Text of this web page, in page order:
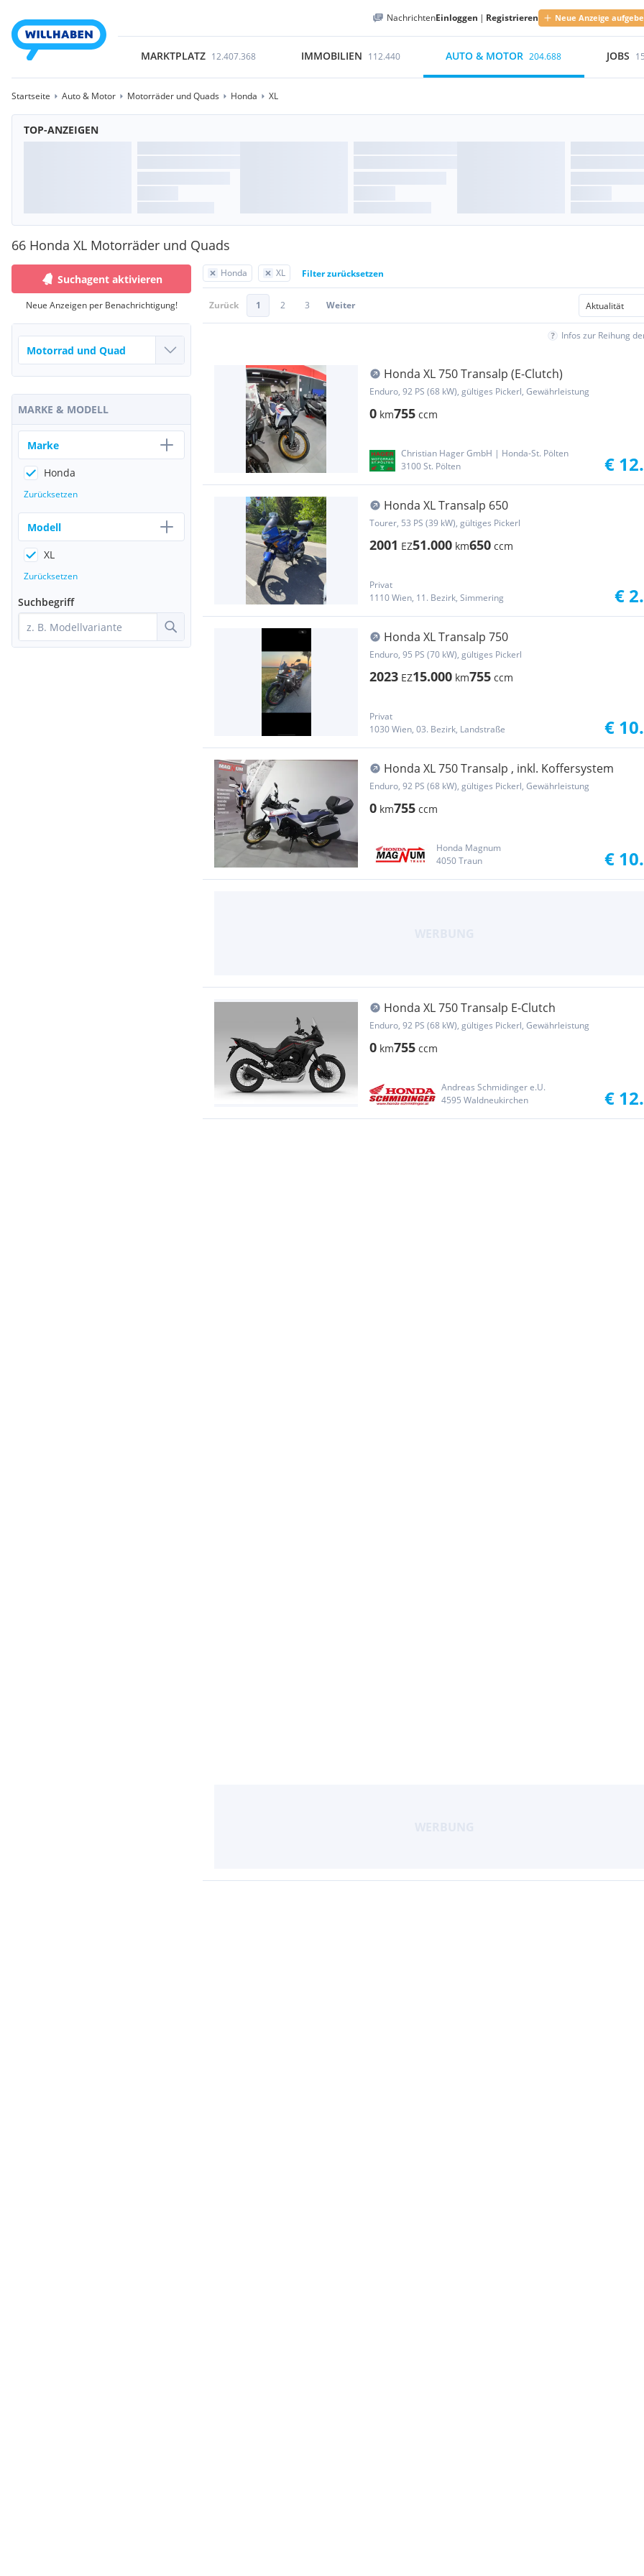
NachrichtenEinloggen | Registrieren Neue Anzeige
MARKTPLATZ 12.407.368 IMMOBILIEN 112.440 AUTO & MOTOR 204.688 JOBS
Startseite Auto & Motor Motorräder und Quads Honda XL
TOP-ANZEIGEN
66 Honda XL Motorräder und Quads
Honda XL Filter zurücksetzen
Zurück 1 2 3 Weiter
Infos zur Reihung
Honda XL 750 Transalp (E-Clutch)
Enduro, 92 PS (68 kW), gültiges Pickerl, Gewährleistung
0 km755 ccm
Christian Hager GmbH | Honda-St. Pölten
3100 St. Pölten
€
Honda XL Transalp 650
Tourer, 53 PS (39 kW), gültiges Pickerl
2001 EZ51.000 km650 ccm
Privat
1110 Wien, 11. Bezirk, Simmering
€
Honda XL Transalp 750
Enduro, 95 PS (70 kW), gültiges Pickerl
2023 EZ15.000 km755 ccm
Privat
1030 Wien, 03. Bezirk, Landstraße
€
Honda XL 750 Transalp , inkl. Koffersystem
Enduro, 92 PS (68 kW), gültiges Pickerl, Gewährleistung
0 km755 ccm
Honda Magnum
4050 Traun
€
Honda XL 750 Transalp E-Clutch
Enduro, 92 PS (68 kW), gültiges Pickerl, Gewährleistung
0 km755 ccm
Andreas Schmidinger e.U.
4595 Waldneukirchen
€
Suchagent aktivieren
Neue Anzeigen per Benachrichtigung!
MARKE & MODELL
Marke
Honda
Zurücksetzen
Modell
XL
Zurücksetzen
Suchbegriff